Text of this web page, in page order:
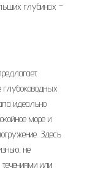
глубинах –
идеально
море и
Здесь
не
или